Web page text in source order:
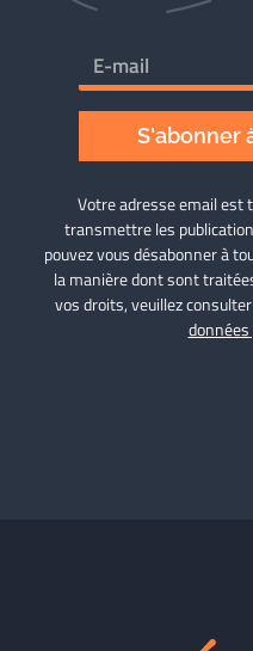
S'abonner
Votre adresse email est
transmettre les
pouvez vous désabonner à
la manière dont sont
vos droits, veuillez